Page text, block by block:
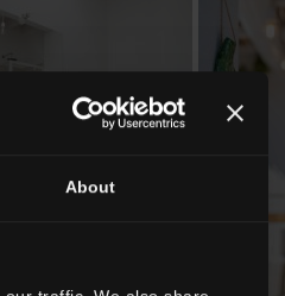
About